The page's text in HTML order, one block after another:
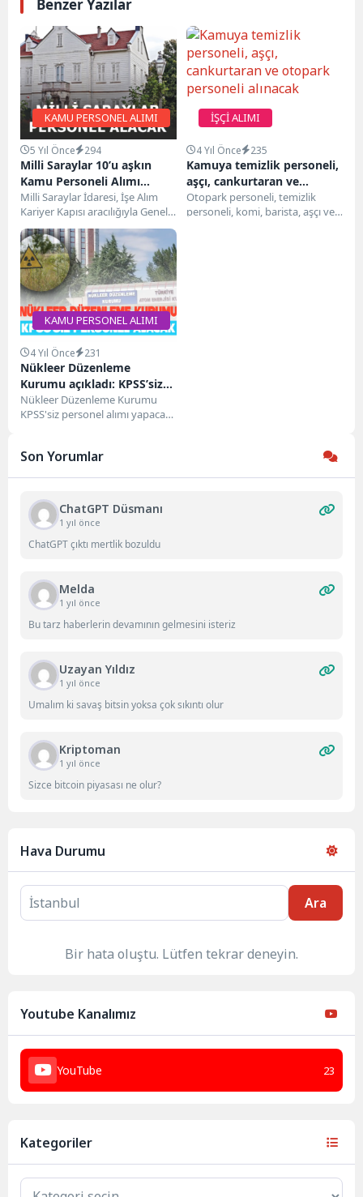
Benzer Yazılar
KAMU PERSONEL ALIMI
5 Yıl Önce 294
Milli Saraylar 10’u aşkın
Kamu Personeli Alımı
Yapacak! Çalışmak
İsteyenler Acele Edin!…
Milli Saraylar İdaresi, İşe Alım
Kariyer Kapısı aracılığıyla Genel
İdare Hizmetleri Sınıfında görev
yapmak üzere...
İŞÇİ ALIMI
4 Yıl Önce 235
Kamuya temizlik personeli,
aşçı, cankurtaran ve
otopark personeli alınacak
Otopark personeli, temizlik
personeli, komi, barista, aşçı ve
KAMU PERSONEL ALIMI
4 Yıl Önce 231
Nükleer Düzenleme
Kurumu açıkladı: KPSS’siz
personel alacak
Nükleer Düzenleme Kurumu
KPSS'siz personel alımı yapacak!
sayılı...
Son Yorumlar
ChatGPT Düsmanı
1 yıl önce
ChatGPT çıktı mertlik bozuldu
Melda
1 yıl önce
Bu tarz haberlerin devamının gelmesini isteriz
Uzayan Yıldız
1 yıl önce
Umalım ki savaş bitsin yoksa çok sıkıntı olur
Kriptoman
1 yıl önce
Sizce bitcoin piyasası ne olur?
Hava Durumu
Ara
Bir hata oluştu. Lütfen tekrar deneyin.
Youtube Kanalımız
YouTube 23
Kategoriler